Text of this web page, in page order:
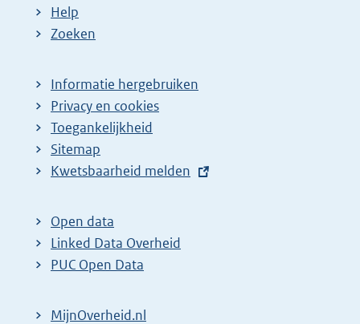
Help
Zoeken
Informatie hergebruiken
Privacy en cookies
Toegankelijkheid
Sitemap
E
t
e
r
Kwetsbaarheid melden
Open data
Linked Data Overheid
PUC Open Data
MijnOverheid.nl